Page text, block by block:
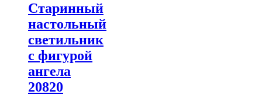
Старинный
настольный
светильник
с фигурой
ангела
20820